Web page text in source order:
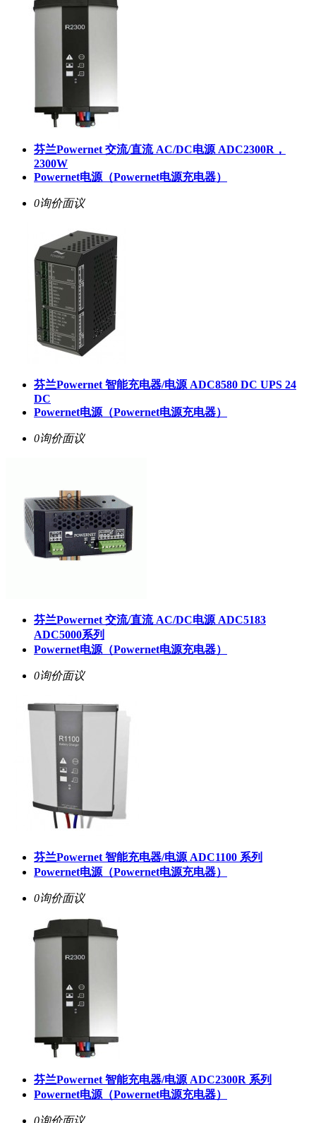
芬兰Powernet 交流/直流 AC/DC电源 ADC2300R，
2300W
Powernet电源（Powernet电源充电器）
0询价面议
芬兰Powernet 智能充电器/电源 ADC8580 DC UPS 24
DC
Powernet电源（Powernet电源充电器）
0询价面议
芬兰Powernet 交流/直流 AC/DC电源 ADC5183
ADC5000系列
Powernet电源（Powernet电源充电器）
0询价面议
芬兰Powernet 智能充电器/电源 ADC1100 系列
Powernet电源（Powernet电源充电器）
0询价面议
芬兰Powernet 智能充电器/电源 ADC2300R 系列
Powernet电源（Powernet电源充电器）
0询价面议